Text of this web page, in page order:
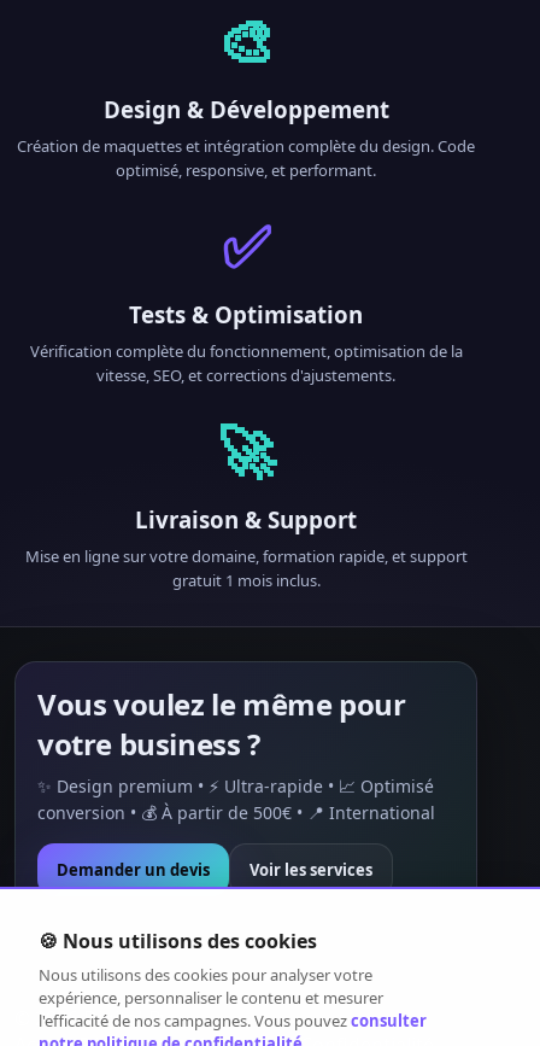
🍪 Nous utilisons des cookies
Nous utilisons des cookies pour analyser votre
expérience, personnaliser le contenu et mesurer
l'efficacité de nos campagnes. Vous pouvezconsulter
🎨
Design & Développement
Création de maquettes et intégration complète du design. Code
optimisé, responsive, et performant.
✅
Tests & Optimisation
Vérification complète du fonctionnement, optimisation de la
vitesse, SEO, et corrections d'ajustements.
🚀
Livraison & Support
Mise en ligne sur votre domaine, formation rapide, et support
gratuit 1 mois inclus.
Vous voulez le même pour
votre business ?
✨ Design premium • ⚡ Ultra-rapide • 📈 Optimisé
conversion • 💰 À partir de 500€ • 📍 International
Demander un devis Voir les services
2026Digital-By.